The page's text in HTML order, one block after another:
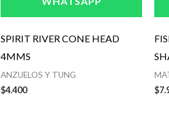
SPIRIT RIVER CONE HEAD
4MMS
ANZUELOS Y TUNG
$4.400 $